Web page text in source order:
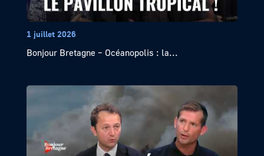
1 juillet 2026
Bonjour Bretagne – Océanopolis : la...